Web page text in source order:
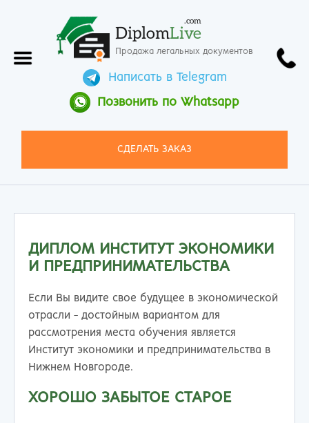
DiplomLive
.com
Продажа легальных документов
Написать в Telegram
Позвонить по Whatsapp
СДЕЛАТЬ ЗАКАЗ
ДИПЛОМ ИНСТИТУТ ЭКОНОМИКИ
И ПРЕДПРИНИМАТЕЛЬСТВА
Если Вы видите свое будущее в экономической
отрасли - достойным вариантом для
рассмотрения места обучения является
Институт экономики и предпринимательства в
Нижнем Новгороде.
ХОРОШО ЗАБЫТОЕ СТАРОЕ